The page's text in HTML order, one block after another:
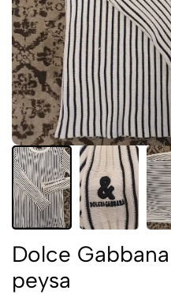
Dolce
peysa